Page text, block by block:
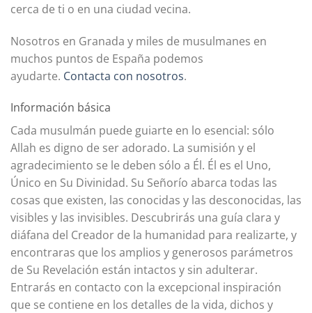
cerca de ti o en una ciudad vecina.
Nosotros en Granada y miles de musulmanes en
muchos puntos de España podemos
ayudarte. Contacta con nosotros.
Información básica
Cada musulmán puede guiarte en lo esencial: sólo
Allah es digno de ser adorado. La sumisión y el
agradecimiento se le deben sólo a Él. Él es el Uno,
Único en Su Divinidad. Su Señorío abarca todas las
cosas que existen, las conocidas y las desconocidas, las
visibles y las invisibles. Descubrirás una guía clara y
diáfana del Creador de la humanidad para realizarte, y
encontraras que los amplios y generosos parámetros
de Su Revelación están intactos y sin adulterar.
Entrarás en contacto con la excepcional inspiración
que se contiene en los detalles de la vida, dichos y